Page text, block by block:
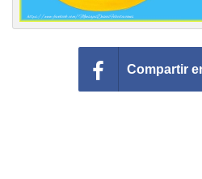
Compartir